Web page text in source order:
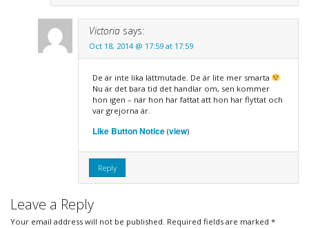
Victoria says:
Oct 18, 2014 @ 17:59 at 17:59
De är inte lika lättmutade. De är lite mer smarta
Nu är det bara tid det handlar om, sen kommer
hon igen – när hon har fattat att hon har flyttat och
var grejorna är.
Like Button Notice(view)
Reply
Leave a Reply
Your email address will not be published. Required fields are marked *